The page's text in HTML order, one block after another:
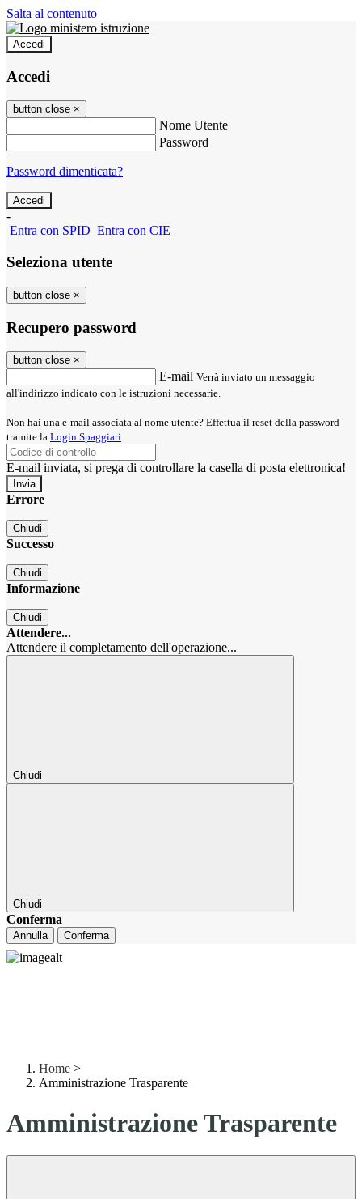
Salta al contenuto
Accedi
Accedi
button close ×
Nome Utente
Password
Password dimenticata?
-
Entra con SPID Entra con CIE
Seleziona utente
button close ×
Recupero password
button close ×
E-mail Verrà inviato un messaggio
all'indirizzo indicato con le istruzioni necessarie.
Non hai una e-mail associata al nome utente? Effettua il reset della password
tramite la Login Spaggiari
E-mail inviata, si prega di controllare la casella di posta elettronica!
Errore
Chiudi
Successo
Chiudi
Informazione
Chiudi
Attendere...
Attendere il completamento dell'operazione...
Chiudi
Chiudi
Conferma
Annulla Conferma
Home >
Amministrazione Trasparente
Amministrazione Trasparente